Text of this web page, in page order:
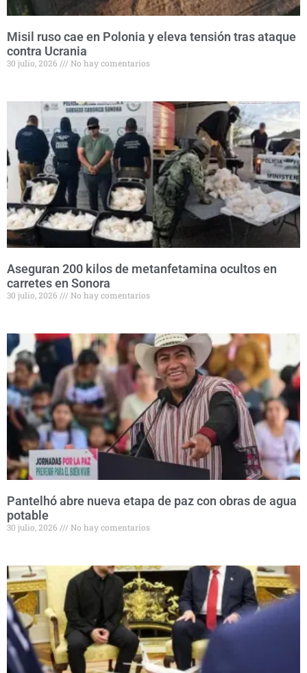
Misil ruso cae en Polonia y eleva tensión tras ataque
contra Ucrania
30 julio, 2026 No hay comentarios
Aseguran 200 kilos de metanfetamina ocultos en
carretes en Sonora
30 julio, 2026 No hay comentarios
Pantelhó abre nueva etapa de paz con obras de agua
potable
30 julio, 2026 No hay comentarios